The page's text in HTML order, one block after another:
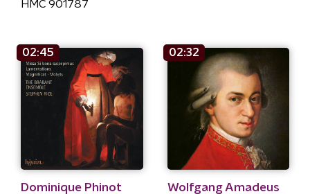
HMC 901787
02:45
Dominique Phinot
02:32
Wolfgang Amadeus